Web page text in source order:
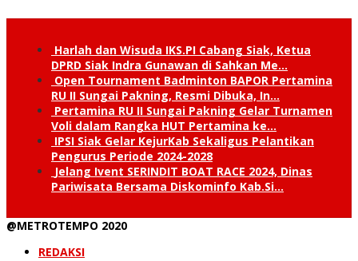
Harlah dan Wisuda IKS.PI Cabang Siak, Ketua
DPRD Siak Indra Gunawan di Sahkan Me…
Open Tournament Badminton BAPOR Pertamina
RU II Sungai Pakning, Resmi Dibuka, In…
Pertamina RU II Sungai Pakning Gelar Turnamen
Voli dalam Rangka HUT Pertamina ke…
IPSI Siak Gelar KejurKab Sekaligus Pelantikan
Pengurus Periode 2024-2028
Jelang Ivent SERINDIT BOAT RACE 2024, Dinas
Pariwisata Bersama Diskominfo Kab.Si…
@METROTEMPO 2020
REDAKSI